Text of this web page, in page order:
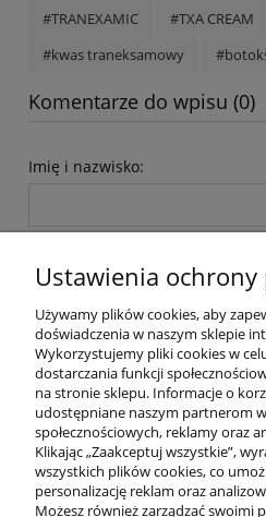
#TRANEXAMIC
#TXA CREAM
#kwas traneksamowy
Komentarze do wpisu (0)
Imię i nazwisko:
wyślij
Ustawienia
Używamy plików cookies, aby
doświadczenia w naszym sklepie
Wykorzystujemy pliki cookies w
dostarczania funkcji
na stronie sklepu. Informacje o
udostępniane naszym partnerom
społecznościowych, reklamy oraz
Klikając „Zaakceptuj wszystkie”,
wszystkich plików cookies, co
personalizację reklam oraz
Możesz również zarządzać swoimi